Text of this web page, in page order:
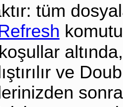
tüm
altında,
ve